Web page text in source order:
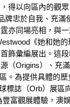
得以向區內的觀
牌忠於自我、充
亦同場亮相，與
《她和她
飾彙編展出。這
（Origins）、充
。為提供具體的
標誌（Orb）展
富觀展體驗，澳